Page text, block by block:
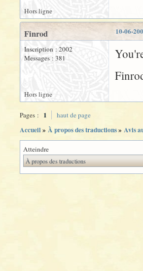
Hors ligne
10-06-
Finrod
Inscription : 2002
Messages : 381
Hors ligne
Pages : 1 haut de page
Accueil» À propos des traductions» Avis
Atteindre